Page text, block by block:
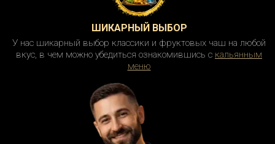
ШИКАРНЫЙ ВЫБОР
У нас шикарный выбор классики и фруктовых чаш на любой
вкус, в чем можно убедиться ознакомившись с кальянным
меню